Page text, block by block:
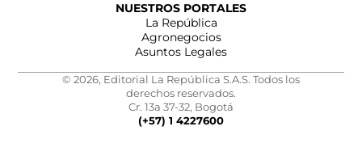
NUESTROS PORTALES
La República
Agronegocios
Asuntos Legales
© 2026, Editorial La República S.A.S. Todos los
derechos reservados.
Cr. 13a 37-32, Bogotá
(+57) 1 4227600